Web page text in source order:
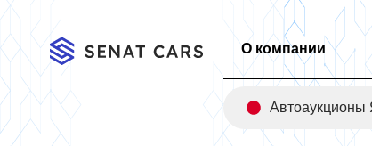
О компании